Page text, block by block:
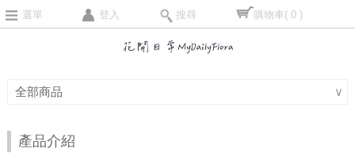
選單 登入 搜尋 購物車( 0 )
全部商品 ∨
產品介紹